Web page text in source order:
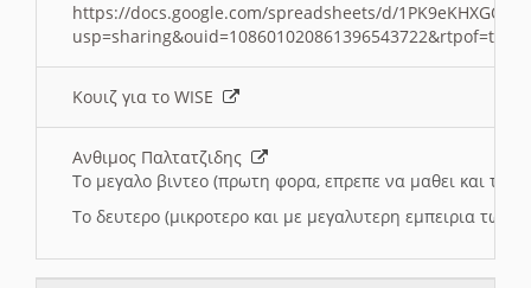
https://docs.google.com/spreadsheets/d/
Κουιζ για το WISE
Ανθιμος Παλτατζιδης
Το μεγαλο βιντεο (πρωτη φορα, επρεπε να μαθει και το
Το δευτερο (μικροτερο και με μεγαλυτερη εμπειρια